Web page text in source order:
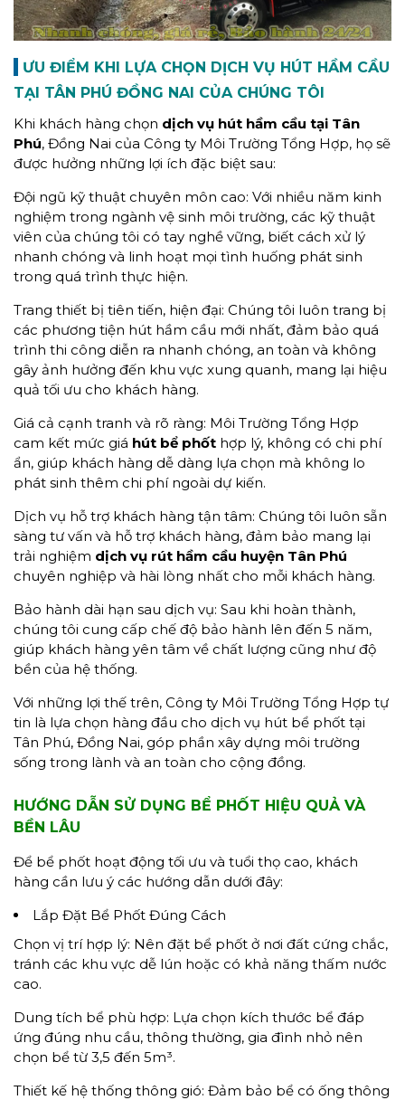
ƯU ĐIỂM KHI LỰA CHỌN DỊCH VỤ HÚT HẦM CẦU
TẠI TÂN PHÚ ĐỒNG NAI CỦA CHÚNG TÔI
Khi khách hàng chọn dịch vụ hút hầm cầu tại Tân
Phú, Đồng Nai của Công ty Môi Trường Tổng Hợp, họ sẽ
được hưởng những lợi ích đặc biệt sau:
Đội ngũ kỹ thuật chuyên môn cao: Với nhiều năm kinh
nghiệm trong ngành vệ sinh môi trường, các kỹ thuật
viên của chúng tôi có tay nghề vững, biết cách xử lý
nhanh chóng và linh hoạt mọi tình huống phát sinh
trong quá trình thực hiện.
Trang thiết bị tiên tiến, hiện đại: Chúng tôi luôn trang bị
các phương tiện hút hầm cầu mới nhất, đảm bảo quá
trình thi công diễn ra nhanh chóng, an toàn và không
gây ảnh hưởng đến khu vực xung quanh, mang lại hiệu
quả tối ưu cho khách hàng.
Giá cả cạnh tranh và rõ ràng: Môi Trường Tổng Hợp
cam kết mức giá hút bể phốt hợp lý, không có chi phí
ẩn, giúp khách hàng dễ dàng lựa chọn mà không lo
phát sinh thêm chi phí ngoài dự kiến.
Dịch vụ hỗ trợ khách hàng tận tâm: Chúng tôi luôn sẵn
sàng tư vấn và hỗ trợ khách hàng, đảm bảo mang lại
trải nghiệm dịch vụ rút hầm cầu huyện Tân Phú
chuyên nghiệp và hài lòng nhất cho mỗi khách hàng.
Bảo hành dài hạn sau dịch vụ: Sau khi hoàn thành,
chúng tôi cung cấp chế độ bảo hành lên đến 5 năm,
giúp khách hàng yên tâm về chất lượng cũng như độ
bền của hệ thống.
Với những lợi thế trên, Công ty Môi Trường Tổng Hợp tự
tin là lựa chọn hàng đầu cho dịch vụ hút bể phốt tại
Tân Phú, Đồng Nai, góp phần xây dựng môi trường
sống trong lành và an toàn cho cộng đồng.
HƯỚNG DẪN SỬ DỤNG BỂ PHỐT HIỆU QUẢ VÀ
BỀN LÂU
Để bể phốt hoạt động tối ưu và tuổi thọ cao, khách
hàng cần lưu ý các hướng dẫn dưới đây:
Lắp Đặt Bể Phốt Đúng Cách
Chọn vị trí hợp lý: Nên đặt bể phốt ở nơi đất cứng chắc,
tránh các khu vực dễ lún hoặc có khả năng thấm nước
cao.
Dung tích bể phù hợp: Lựa chọn kích thước bể đáp
ứng đúng nhu cầu, thông thường, gia đình nhỏ nên
chọn bể từ 3,5 đến 5m³.
Thiết kế hệ thống thông gió: Đảm bảo bể có ống thông